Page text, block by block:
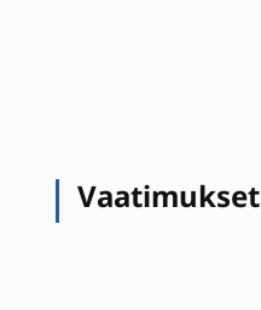
Vaatimukset